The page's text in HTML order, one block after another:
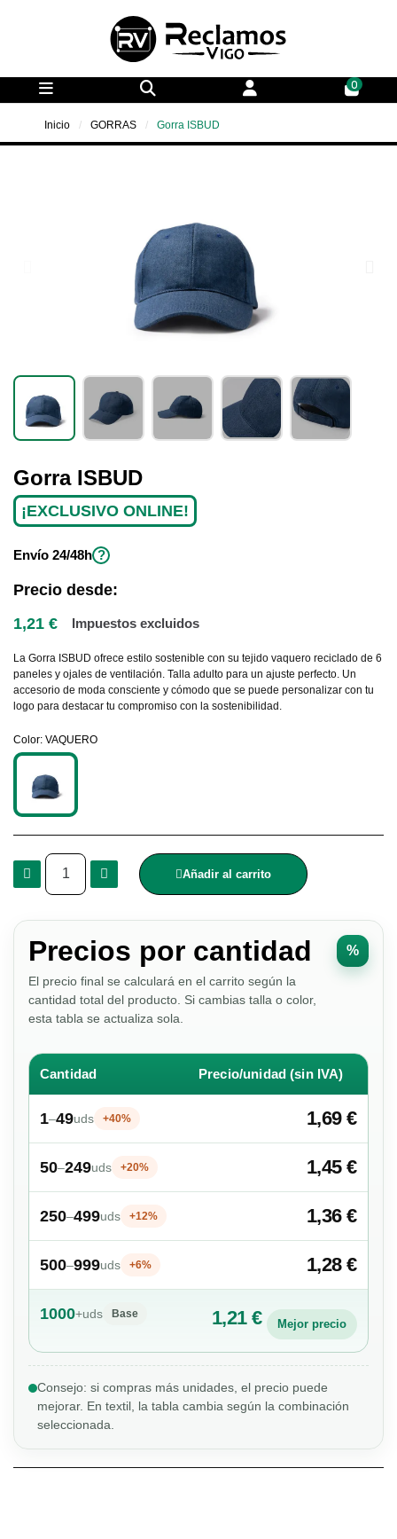
0
Inicio GORRAS Gorra ISBUD
Gorra ISBUD
¡EXCLUSIVO ONLINE!
Envío 24/48h ?
Precio desde:
1,21 €
Impuestos excluidos
La Gorra ISBUD ofrece estilo sostenible con su tejido vaquero reciclado de 6
paneles y ojales de ventilación. Talla adulto para un ajuste perfecto. Un
accesorio de moda consciente y cómodo que se puede personalizar con tu
logo para destacar tu compromiso con la sostenibilidad.
Color VAQUERO
Añadir al carrito
Precios por cantidad
El precio final se calculará en el carrito según la
cantidad total del producto. Si cambias talla o color,
esta tabla se actualiza sola.
%
Cantidad Precio/unidad (sin IVA)
1–49uds +40% 1,69 €
50–249uds +20% 1,45 €
250–499uds +12% 1,36 €
500–999uds +6% 1,28 €
1000+uds Base 1,21 € Mejor precio
Consejo: si compras más unidades, el precio puede
mejorar. En textil, la tabla cambia según la combinación
seleccionada.